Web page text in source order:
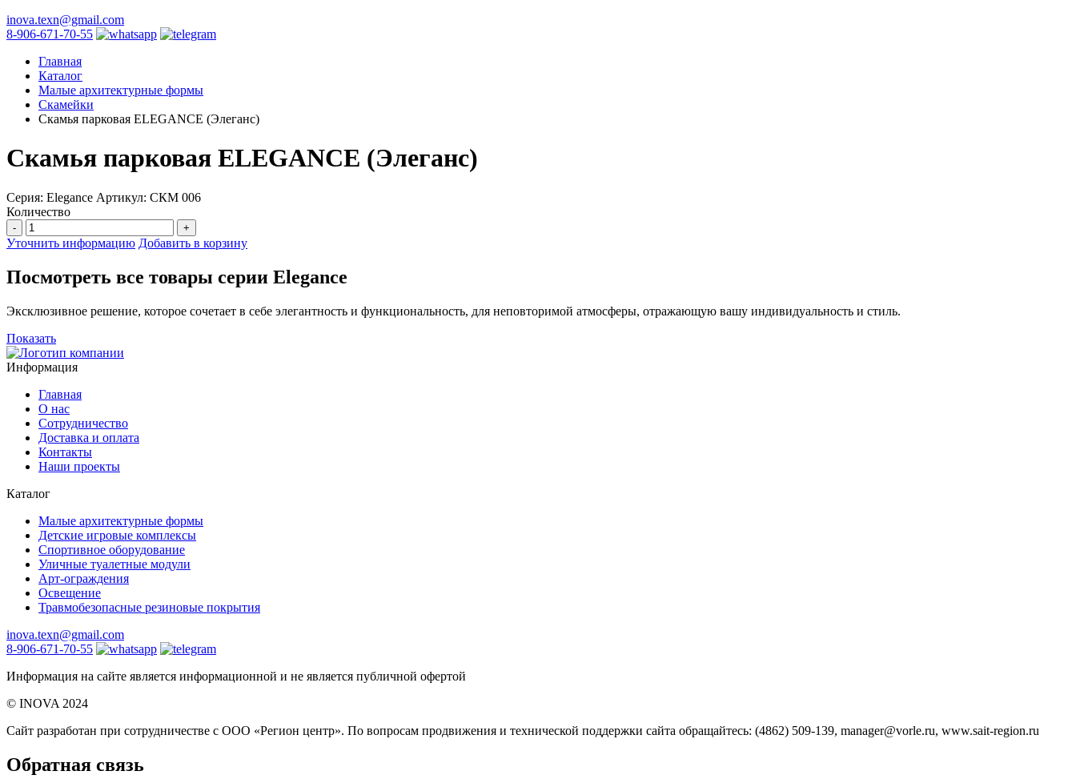
inova.texn@gmail.com
8-906-671-70-55
Главная
Каталог
Малые архитектурные формы
Скамейки
Скамья парковая ELEGANCE (Элеганс)
Скамья парковая ELEGANCE (Элеганс)
Серия: Elegance Артикул: СКМ 006
Количество
- +
Уточнить информацию Добавить в корзину
Посмотреть все товары серии Elegance
Эксклюзивное решение, которое сочетает в себе элегантность и функциональность, для неповторимой атмосферы, отражающую вашу индивидуальность и стиль.
Показать
Информация
Главная
О нас
Сотрудничество
Доставка и оплата
Контакты
Наши проекты
Каталог
Малые архитектурные формы
Детские игровые комплексы
Спортивное оборудование
Уличные туалетные модули
Арт-ограждения
Освещение
Травмобезопасные резиновые покрытия
inova.texn@gmail.com
8-906-671-70-55
Информация на сайте является информационной и не является публичной офертой
©️ INOVA 2024
Сайт разработан при сотрудничестве с ООО «Регион центр». По вопросам продвижения и технической поддержки сайта обращайтесь: (4862) 509-139, manager@vorle.ru, www.sait-region.ru
Обратная связь